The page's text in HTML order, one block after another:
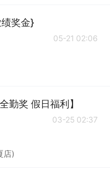
奖金}
05-21 02:06
奖 假日福利】
03-25 02:37
店)